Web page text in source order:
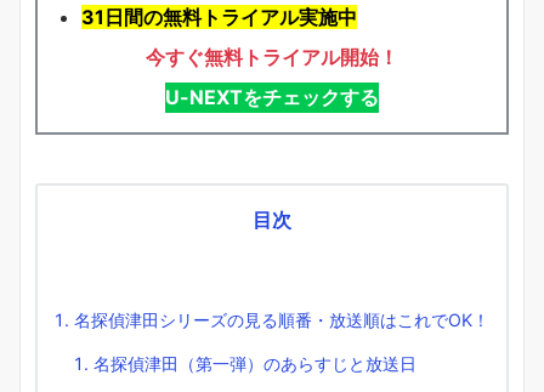
31日間の無料トライアル実施中
今すぐ無料トライアル開始！
U-NEXTをチェックする
目次
名探偵津田シリーズの見る順番・放送順はこれでOK！
名探偵津田（第一弾）のあらすじと放送日